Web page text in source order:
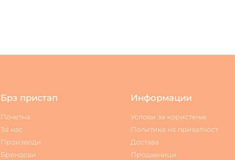
Брз пристап
Почетна
За нас
Производи
Брендови
Информации
Услови за користење
Политика на приватност
Достава
Продавници